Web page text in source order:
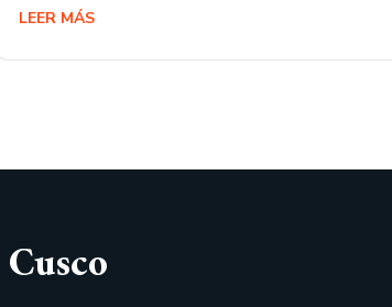
LEER MÁS